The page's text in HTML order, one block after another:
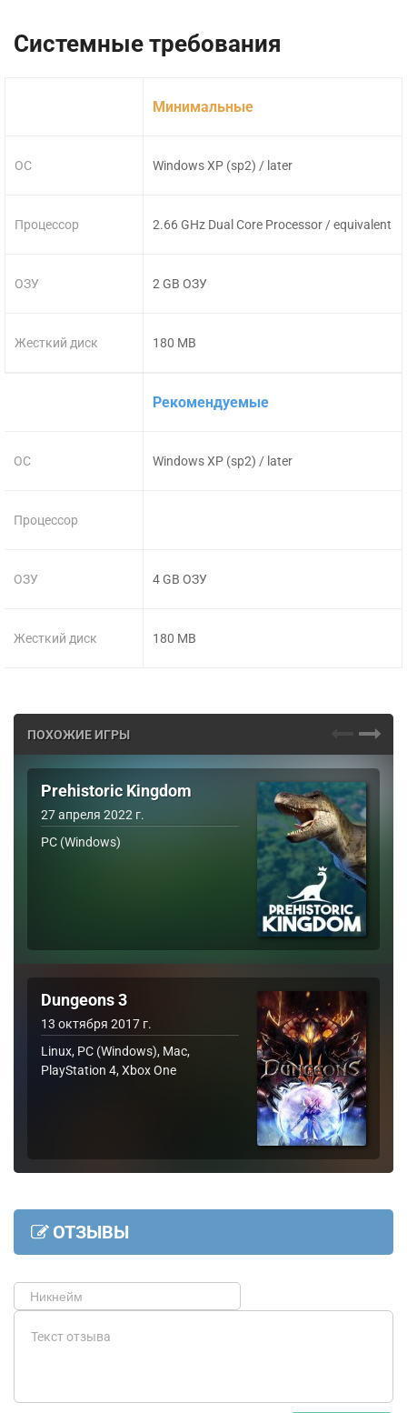
Системные требования
ОС
Процессор
ОЗУ
Жесткий диск
Минимальные
Windows XP (sp2) / later
2.66 GHz Dual Core Processor / equivalent
2 GB ОЗУ
180 MB
ОС
Процессор
ОЗУ
Жесткий диск
Рекомендуемые
Windows XP (sp2) / later
4 GB ОЗУ
180 MB
ПОХОЖИЕ ИГРЫ
Prehistoric Kingdom
27 апреля 2022 г.
PC (Windows)
Dungeons 3
13 октября 2017 г.
Linux, PC (Windows), Mac,
PlayStation 4, Xbox One
ОТЗЫВЫ